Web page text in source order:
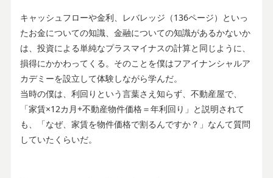
キャッシュフローや金利、レバレッジ（136ページ）といっ
たお金についての知識、金融についての知識があるかないか
は、投資による単純なプラスマイナスの計算と同じように、
損得にかかわってくる。そのことを僕はフアイナンシャルア
カデミーを設立して体験しながら学んだ。
当時の僕は、利回りという言葉さえ知らず、不動産屋で、
「家賃×12カ月+不動産物件価格＝年利回り」と説明されて
も、「なぜ、家賃を物件価格で割るんですか？」なんて質問
していたくらいだ。